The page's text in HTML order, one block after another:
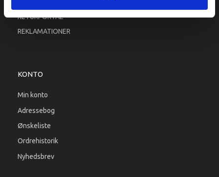
RETURPORTAL
REKLAMATIONER
KONTO
Min konto
Adressebog
Ønskeliste
Ordrehistorik
Nyhedsbrev